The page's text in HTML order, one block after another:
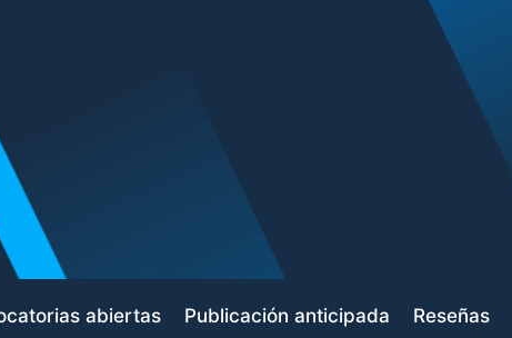
abiertas Publicación anticipada Reseñas